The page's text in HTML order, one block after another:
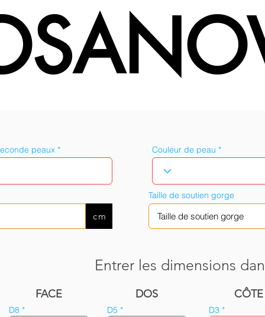
peaux
cm
Couleur de peau
Taille de soutien gorge
Entrer les dimensions
FACE DOS CÔTE
D8 D5 D3